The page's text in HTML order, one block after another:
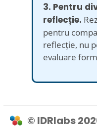
3. Pentru
reflecție.
pentru
reflecție, nu
evaluare
© IDRlabs